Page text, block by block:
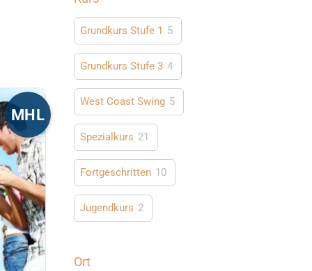
MHL
Grundkurs Stufe 1 5
Grundkurs Stufe 3 4
West Coast Swing 5
Spezialkurs 21
Fortgeschritten 10
Jugendkurs 2
Ort